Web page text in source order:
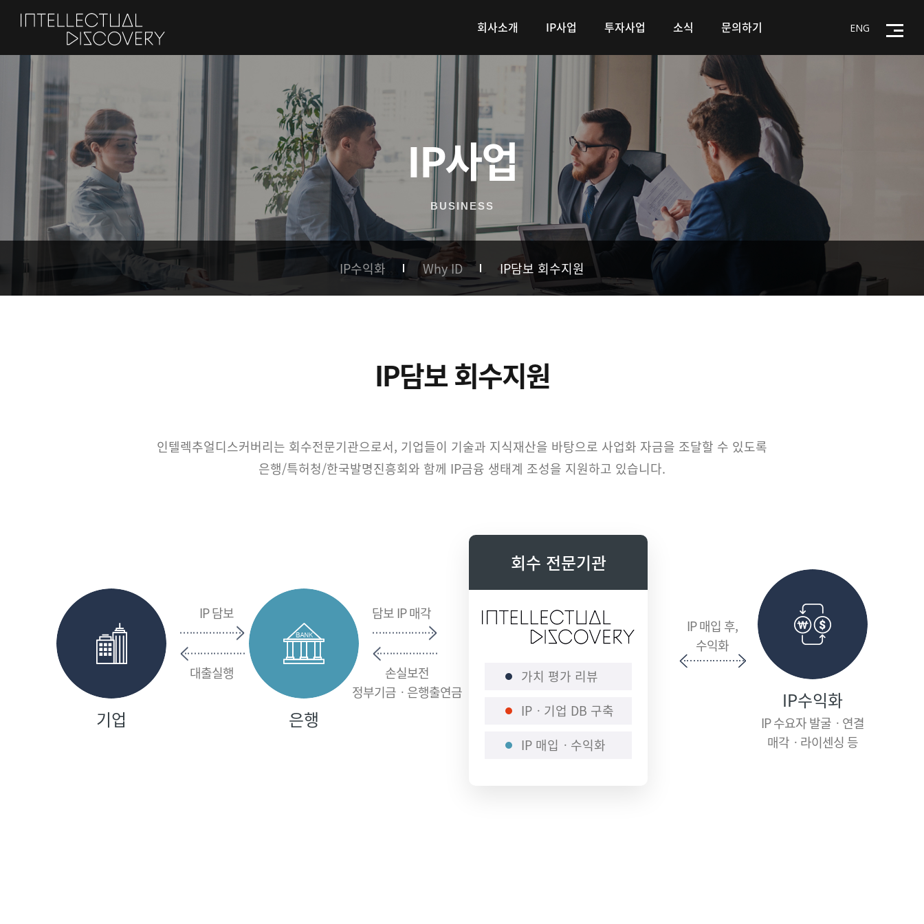
회사소개 IP사업 투자사업 소식 문의하기 ENG
IP사업
BUSINESS
IP수익화 Why ID IP담보 회수지원
IP담보 회수지원
인텔렉추얼디스커버리는 회수전문기관으로서, 기업들이 기술과 지식재산을 바탕으로 사업화 자금을 조달할 수 있도록
은행/특허청/한국발명진흥회와 함께 IP금융 생태계 조성을 지원하고 있습니다.
기업
IP 담보
대출실행
은행
담보 IP 매각
손실보전
정부기금ㆍ은행출연금
회수 전문기관
가치 평가 리뷰
IPㆍ기업 DB 구축
IP 매입ㆍ수익화
IP 매입 후,
수익화
IP수익화
IP 수요자 발굴ㆍ연결
매각ㆍ라이센싱 등